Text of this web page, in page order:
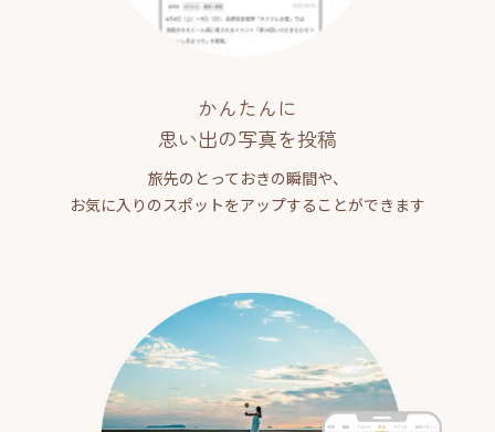
かんたんに
思い出の写真を投稿
旅先のとっておきの瞬間や、
お気に入りのスポットをアップすることができます